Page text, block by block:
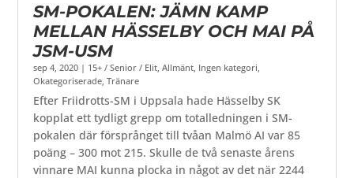
SM-POKALEN: JÄMN KAMP
MELLAN HÄSSELBY OCH MAI PÅ
JSM-USM
sep 4, 2020 | 15+ / Senior / Elit ,Allmänt Ingen kategori
Okategoriserade ,Tränare
Efter Friidrotts-SM i Uppsala hade Hässelby SK
kopplat ett tydligt grepp om totalledningen i SM-
pokalen där försprånget till tvåan Malmö AI var 85
poäng – 300 mot 215. Skulle de två senaste årens
vinnare MAI kunna plocka in något av det när 2244